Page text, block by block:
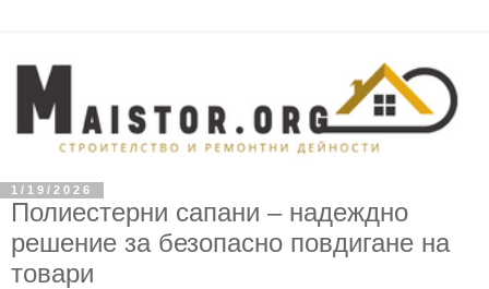
1/19/2026
Полиестерни сапани – надеждно
решение за безопасно повдигане на
товари